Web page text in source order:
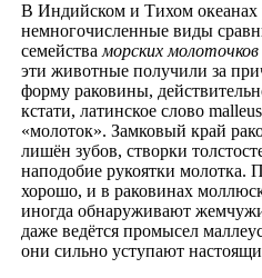
В Индийском и Тихом океанах
немногочисленные виды
семейства морских молоточков
эти животные получили за
форму раковины,
кстати, латинское слово
«молоток». Замковый край
лишён зубов, створки
наподобие рукоятки молотка.
хорошо, и в раковинах
иногда обнаруживают
даже ведётся промысел
они сильно уступают